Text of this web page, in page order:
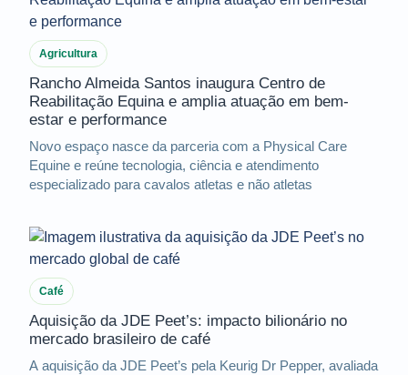
Agricultura
Rancho Almeida Santos inaugura Centro de
Reabilitação Equina e amplia atuação em bem-
estar e performance
Novo espaço nasce da parceria com a Physical Care
Equine e reúne tecnologia, ciência e atendimento
especializado para cavalos atletas e não atletas
Café
Aquisição da JDE Peet’s: impacto bilionário no
mercado brasileiro de café
A aquisição da JDE Peet’s pela Keurig Dr Pepper, avaliada